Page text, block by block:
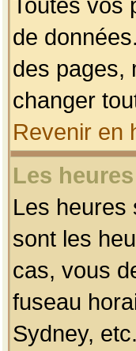
de
des pages,
changer
Revenir en
Les
Les heures
sont les
cas, vous
fuseau
Sydney,